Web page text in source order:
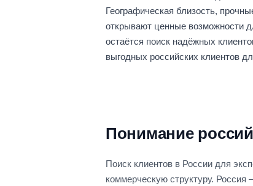
Географическая близость,
открывают ценные возможности
остаётся поиск надёжных
выгодных российских клиентов
Понимание
Поиск клиентов в России для
коммерческую структуру.